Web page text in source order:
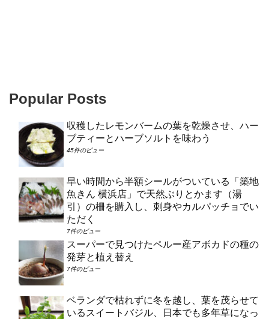
Popular Posts
収穫したレモンバームの葉を乾燥させ、ハー
ブティーとハーブソルトを味わう
45件のビュー
早い時間から半額シールがついている「築地
魚きん 横浜店」で天然ぶりとかます（湯
引）の柵を購入し、刺身やカルパッチョでい
ただく
7件のビュー
スーパーで見つけたペルー産アボカドの種の
発芽と植え替え
7件のビュー
ベランダで枯れずに冬を越し、葉を茂らせて
いるスイートバジル、日本でも多年草になっ